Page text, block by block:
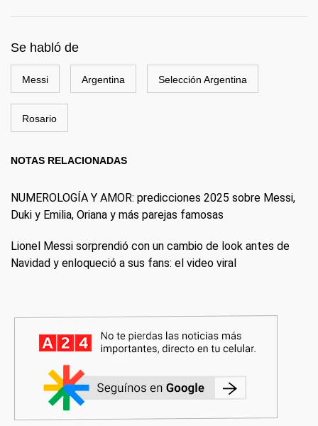
Se habló de
Messi Argentina Selección Argentina
Rosario
NOTAS RELACIONADAS
NUMEROLOGÍA Y AMOR: predicciones 2025 sobre Messi,
Duki y Emilia, Oriana y más parejas famosas
Lionel Messi sorprendió con un cambio de look antes de
Navidad y enloqueció a sus fans: el video viral